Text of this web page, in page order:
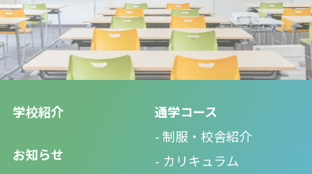
学校紹介
お知らせ
通学コース
制服・校舎紹介
カリキュラム